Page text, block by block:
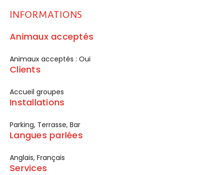
INFORMATIONS
Animaux acceptés
Animaux acceptés : Oui
Clients
Accueil groupes
Installations
Parking, Terrasse, Bar
Langues parlées
Anglais, Français
Services